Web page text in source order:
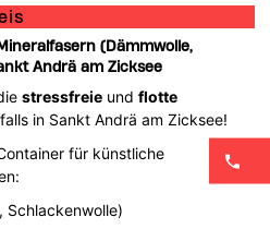
(Dämmwolle,
Andrä am Zicksee
stressfreie undflotte
in Sankt Andrä am Zicksee!
für künstliche
Schlackenwolle)